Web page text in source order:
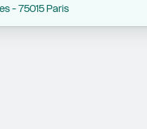
- 75015 Paris